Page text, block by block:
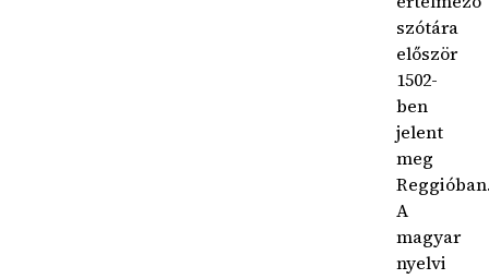
szótára
először
1502-
ben
jelent
meg
A
magyar
nyelvi